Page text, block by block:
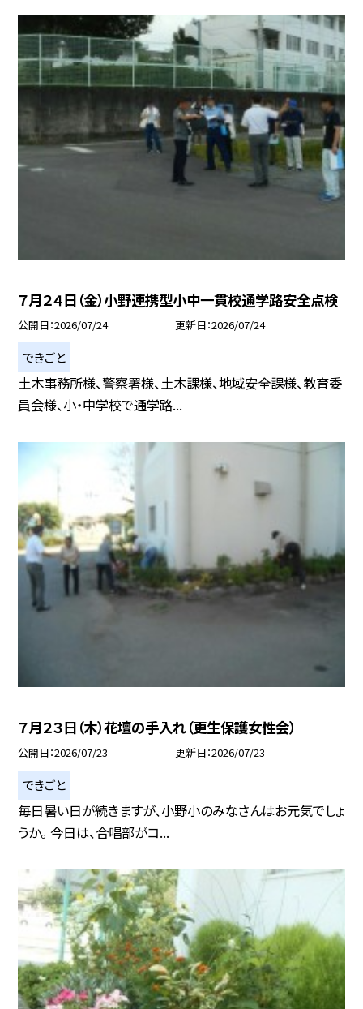
７月２４日（金）小野連携型小中一貫校通学路安全点検
公開日 2026/07/24 更新日 2026/07/24
できごと
土木事務所様、警察署様、土木課様、地域安全課様、教育委
員会様、小・中学校で通学路...
７月２３日（木）花壇の手入れ（更生保護女性会）
公開日 2026/07/23 更新日 2026/07/23
できごと
毎日暑い日が続きますが、小野小のみなさんはお元気でしょ
うか。 今日は、合唱部がコ...